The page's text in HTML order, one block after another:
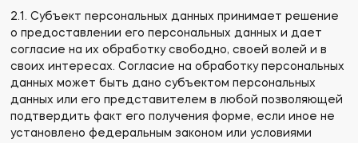
2.1. Субъект персональных данных принимает решение
о предоставлении его персональных данных и дает
согласие на их обработку свободно, своей волей и в
своих интересах. Согласие на обработку персональных
данных может быть дано субъектом персональных
данных или его представителем в любой позволяющей
подтвердить факт его получения форме, если иное не
установлено федеральным законом или условиями